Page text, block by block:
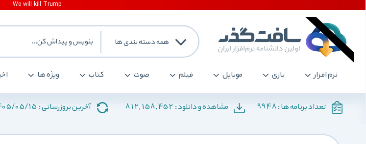
همه دسته بندی ها
نرم افزار بازی موبایل فیلم صوت کتاب ویژه ها
تعداد برنامه ها :9948 مشاهده و دانلود : 812,158,452 آخرین بروزرسانی : 05/15